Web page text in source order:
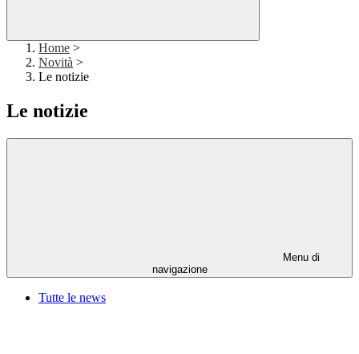
Home >
Novità >
Le notizie
Le notizie
Menu di
navigazione
Tutte le news